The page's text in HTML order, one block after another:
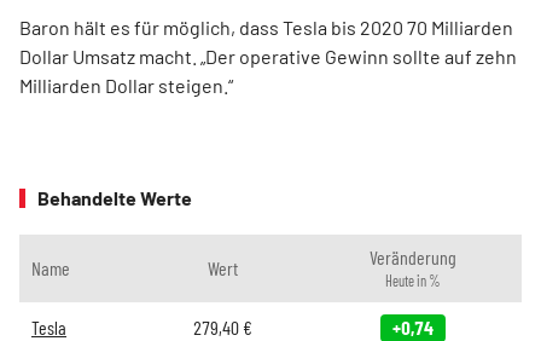
Baron hält es für möglich, dass Tesla bis 2020 70 Milliarden
Dollar Umsatz macht. „Der operative Gewinn sollte auf zehn
Milliarden Dollar steigen.“
Behandelte Werte
Name Wert Veränderung
Heute in %
Tesla 279,40 € +0,74